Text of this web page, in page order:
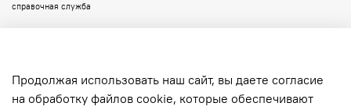
справочная служба
Продолжая использовать наш сайт, вы даете согласие
на обработку файлов cookie, которые обеспечивают